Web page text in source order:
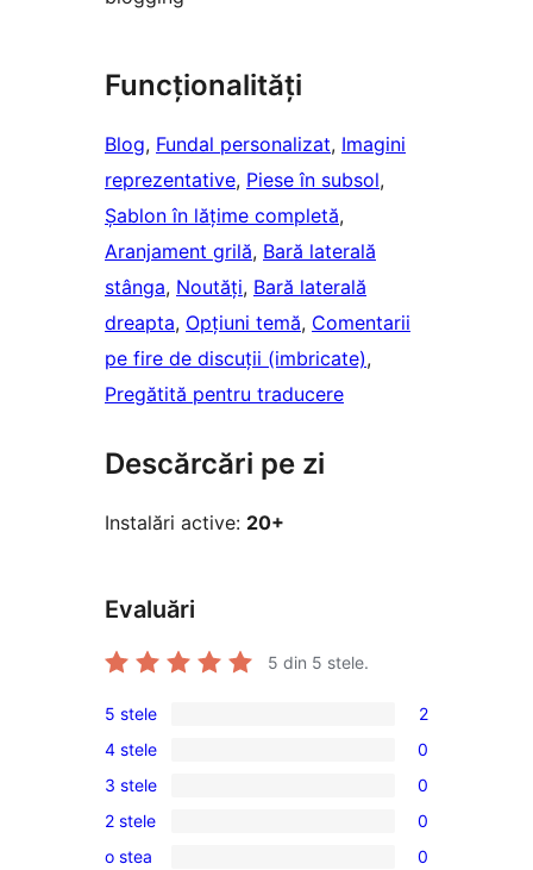
Funcționalități
Blog, Fundal personalizat, Imagini
reprezentative, Piese în subsol
Șablon în lățime completă
Aranjament grilă, Bară laterală
stânga, Noutăți, Bară laterală
dreapta, Opțiuni temă, Comentarii
pe fire de discuții (imbricate)
Pregătită pentru traducere
Descărcări pe zi
Instalări active: 20+
Evaluări
5 din 5 stele.
2
5
–
recenzii
(stele)
5 stele 2
0
4
–
recenzii
4 stele 0
0
3
–
3 stele 0
0
2
2 stele 0
o stea 0